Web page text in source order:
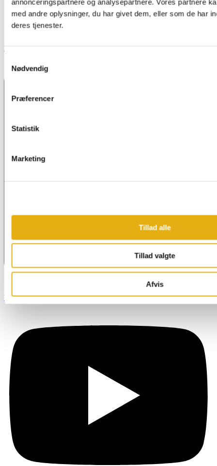
annonceringspartnere og analysepartnere. Vores partnere
med andre oplysninger, du har givet dem, eller som de har
deres tjenester.
Nødvendig
Præferencer
Statistik
Marketing
Tillad alle
Tillad valgte
Afvis
Linkedin
Youtube